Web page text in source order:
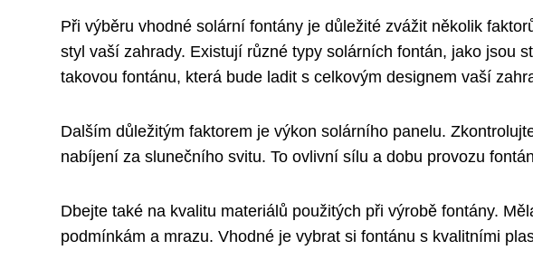
Při výběru vhodné solární fontány je důležité zvážit několik
styl vaší zahrady. Existují různé typy solárních fontán, jako jsou
takovou fontánu, která bude ladit s celkovým designem vaší
Dalším důležitým faktorem je výkon solárního panelu.
nabíjení za slunečního svitu. To ovlivní sílu a dobu provozu
Dbejte také na kvalitu materiálů použitých při výrobě fontány.
podmínkám a mrazu. Vhodné je vybrat si fontánu s kvalitními